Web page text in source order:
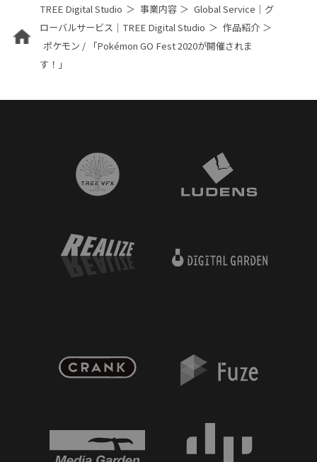
TREE Digital Studio 事業内容
Global Service｜グ
ローバルサービス｜TREE Digital Studio
作品紹介
ポケモン / 「Pokémon GO Fest 2020が開催されま
す！」